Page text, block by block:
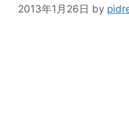
2013年1月26日 by